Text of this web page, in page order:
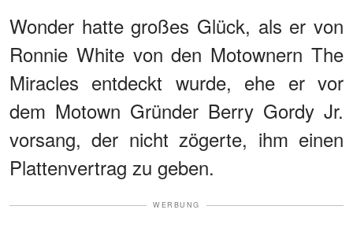
Wonder hatte großes Glück, als er von
Ronnie White von den Motownern The
Miracles entdeckt wurde, ehe er vor
dem Motown Gründer Berry Gordy Jr.
vorsang, der nicht zögerte, ihm einen
Plattenvertrag zu geben.
WERBUNG